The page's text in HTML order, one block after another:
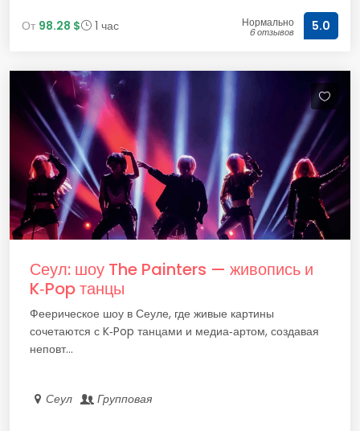
От 98.28 $ 1 час Нормально
6 отзывов 5.0
Сеул: шоу The Painters — живопись и
K‑Pop танцы
Феерическое шоу в Сеуле, где живые картины
сочетаются с K‑Pop танцами и медиа‑артом, создавая
неповт...
Сеул Групповая